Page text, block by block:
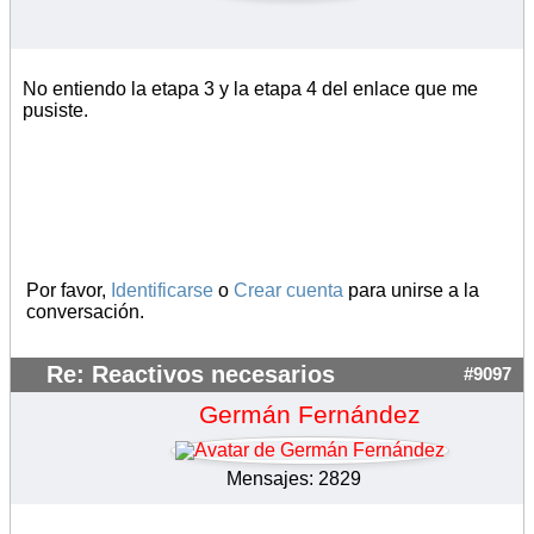
No entiendo la etapa 3 y la etapa 4 del enlace que me
pusiste.
Por favor, Identificarse o Crear cuenta para unirse a la
conversación.
Re: Reactivos necesarios #9097
Germán Fernández
Mensajes: 2829